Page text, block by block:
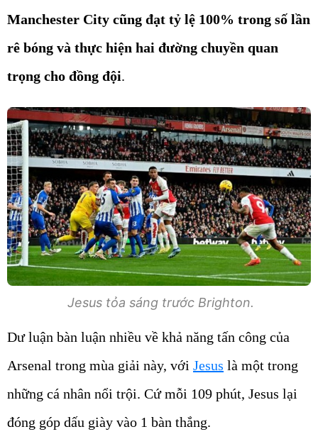
Manchester City cũng đạt tỷ lệ 100% trong số lần
rê bóng và thực hiện hai đường chuyền quan
trọng cho đồng đội.
Jesus tỏa sáng trước Brighton.
Dư luận bàn luận nhiều về khả năng tấn công của
Arsenal trong mùa giải này, với Jesus là một trong
những cá nhân nổi trội. Cứ mỗi 109 phút, Jesus lại
đóng góp dấu giày vào 1 bàn thắng.